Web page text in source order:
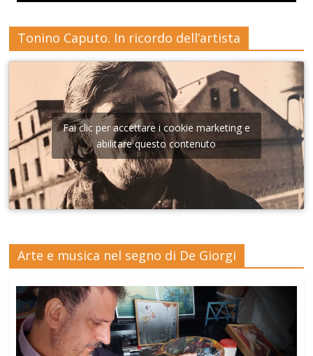
Tonino Caputo. In ricordo dell’artista
Fai clic per accettare i cookie marketing e
abilitare questo contenuto
Arte e musica nel segno di De Giorgi